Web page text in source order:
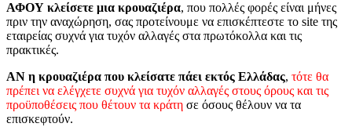
ΑΦΟΥ κλείσετε μια κρουαζιέρα, που πολλές φορές είναι μήνες
πριν την αναχώρηση, σας προτείνουμε να επισκέπτεστε το site της
εταιρείας συχνά για τυχόν αλλαγές στα πρωτόκολλα και τις
πρακτικές.
ΑΝ η κρουαζιέρα που κλείσατε πάει εκτός Ελλάδας, τότε θα
πρέπει να ελέγχετε συχνά για τυχόν αλλαγές στους όρους και τις
προϋποθέσεις που θέτουν τα κράτη σε όσους θέλουν να τα
επισκεφτούν.